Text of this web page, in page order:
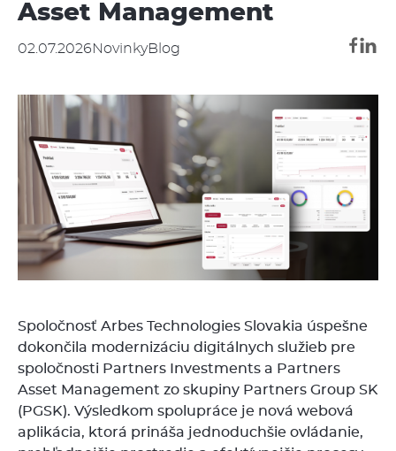
Asset Management
02.07.2026NovinkyBlog
Spoločnosť Arbes Technologies Slovakia úspešne
dokončila modernizáciu digitálnych služieb pre
spoločnosti Partners Investments a Partners
Asset Management zo skupiny Partners Group SK
(PGSK). Výsledkom spolupráce je nová webová
aplikácia, ktorá prináša jednoduchšie ovládanie,